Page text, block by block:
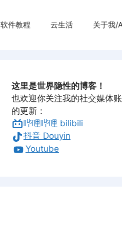
软件教程 云生活 关于我/
这里是世界隐性的博客！
也欢迎你关注我的社交媒体
的更新：
哔哩哔哩 bilibili
抖音 Douyin
Youtube